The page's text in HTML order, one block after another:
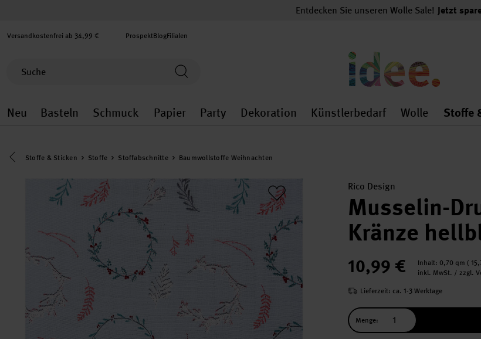
Entdecken Sie unseren Wolle Sale! Jetzt
Versandkostenfrei ab 34,99 € ProspektBlogFilialen
Neu
Neu general.openMenu
Basteln
Basteln general.openMenu
Schmuck
Schmuck general.openMenu
Papier
Papier general.openMenu
Party
Party general.openMenu
Dekoration
Dekoration general.openMenu
Künstlerbedarf
Künstlerbedarf
Wolle
Wolle
Stoffe
Eine Kategorie zurück navigieren
Stoffe & Sticken Stoffe Stoffabschnitte Baumwollstoffe Weihnachten
Rico Design
Musselin-
Kränze
10,99 € Inhalt: 0,70 qm (
inkl. MwSt. / zzgl.
Lieferzeit: ca. 1-3 Werktage
Menge: